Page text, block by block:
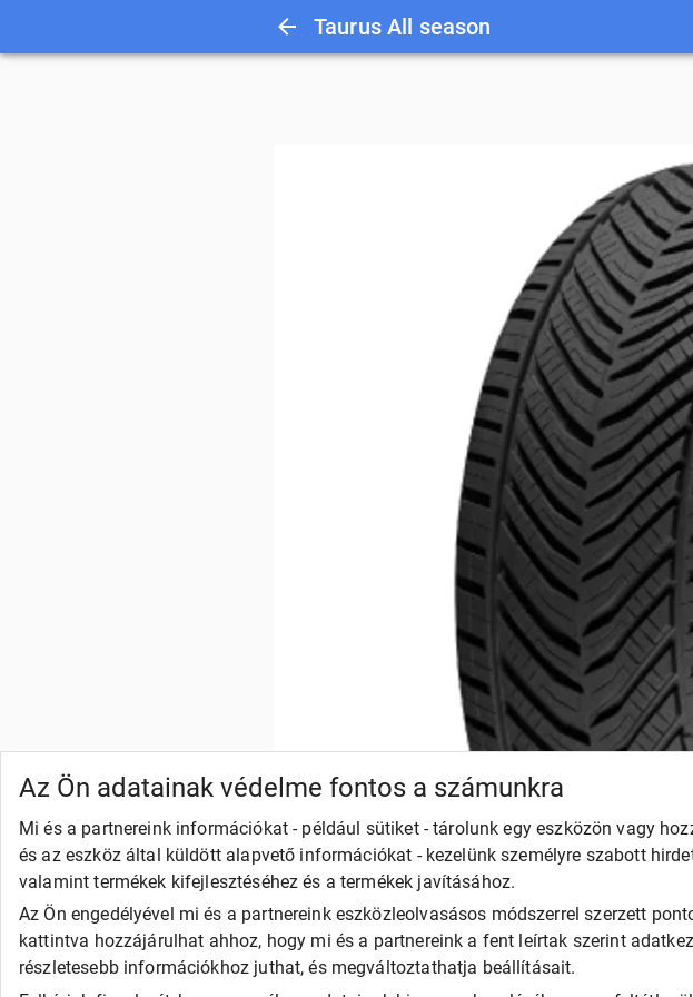
Taurus All season
Az Ön adatainak védelme fontos a számunkra
Mi és a partnereink információkat - például sütiket - tárolunk egy eszközön vagy
és az eszköz által küldött alapvető információkat - kezelünk személyre szabott
valamint termékek kifejlesztéséhez és a termékek javításához.
Az Ön engedélyével mi és a partnereink eszközleolvasásos módszerrel szerzett
kattintva hozzájárulhat ahhoz, hogy mi és a partnereink a fent leírtak szerint
részletesebb információkhoz juthat, és megváltoztathatja beállításait.